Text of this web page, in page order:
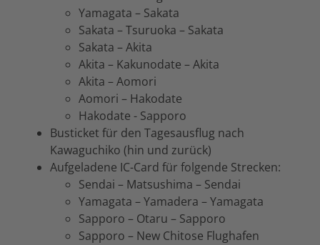
Yamagata – Sakata
Sakata – Tsuruoka – Sakata
Sakata – Akita
Akita – Kakunodate – Akita
Akita – Aomori
Aomori – Hakodate
Hakodate - Sapporo
Busticket für den Tagesausflug nach
Kawaguchiko (hin und zurück)
Aufgeladene IC-Card für folgende Strecken:
Sendai – Matsushima – Sendai
Yamagata – Yamadera – Yamagata
Sapporo – Otaru – Sapporo
Sapporo – New Chitose Flughafen